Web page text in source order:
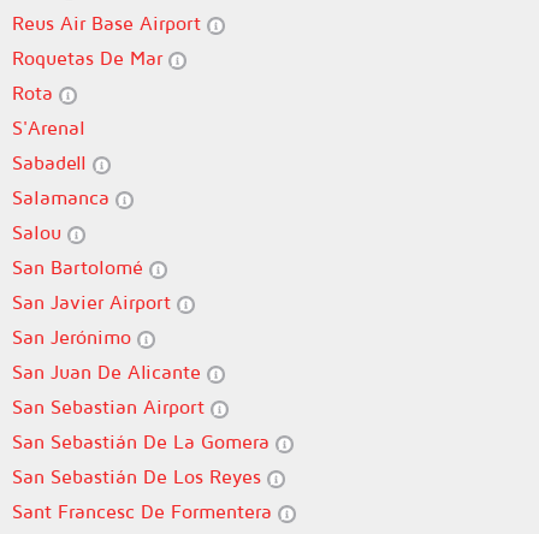
Reus Air Base Airport
Roquetas De Mar
Rota
S'Arenal
Sabadell
Salamanca
Salou
San Bartolomé
San Javier Airport
San Jerónimo
San Juan De Alicante
San Sebastian Airport
San Sebastián De La Gomera
San Sebastián De Los Reyes
Sant Francesc De Formentera